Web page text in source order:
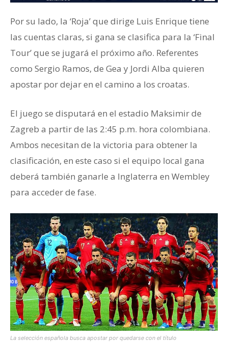
Por su lado, la ‘Roja’ que dirige Luis Enrique tiene
las cuentas claras, si gana se clasifica para la ‘Final
Tour’ que se jugará el próximo año. Referentes
como Sergio Ramos, de Gea y Jordi Alba quieren
apostar por dejar en el camino a los croatas.
El juego se disputará en el estadio Maksimir de
Zagreb a partir de las 2:45 p.m. hora colombiana.
Ambos necesitan de la victoria para obtener la
clasificación, en este caso si el equipo local gana
deberá también ganarle a Inglaterra en Wembley
para acceder de fase.
La selección española busca apostar por quedarse con el título